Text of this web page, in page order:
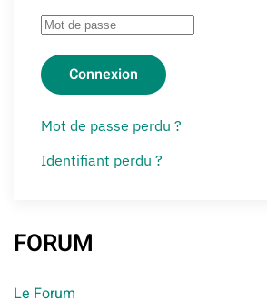
Connexion
Mot de passe perdu ?
Identifiant perdu ?
FORUM
Le Forum